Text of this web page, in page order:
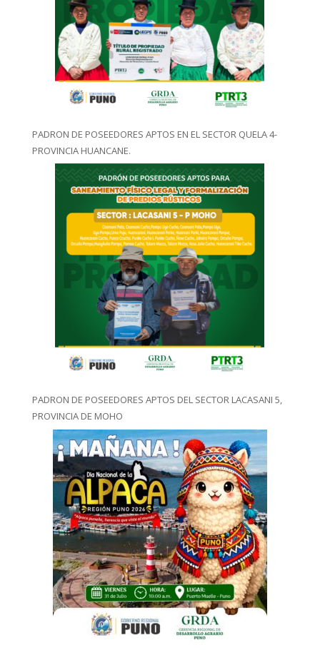
PADRON DE POSEEDORES APTOS EN EL SECTOR QUELA 4-
PROVINCIA HUANCANE.
PADRON DE POSEEDORES APTOS DEL SECTOR LACASANI 5,
PROVINCIA DE MOHO